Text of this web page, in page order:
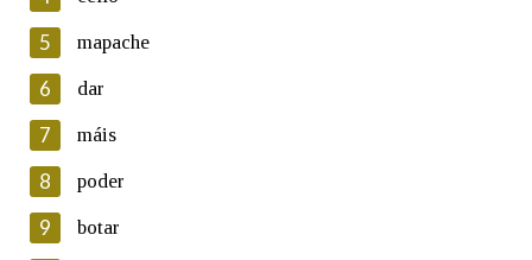
Lin e acepto as condicións da política de
Introduce o código que aparece na imaxe:
Texto de verificación
5 mapache
6 dar
7 máis
8 poder
9 botar